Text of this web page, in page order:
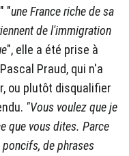
"une France riche de sa
de l'immigration
", elle a été prise à
Praud, qui n'a
ou plutôt disqualifier
"Vous voulez que je
que vous dites. Parce
de phrases